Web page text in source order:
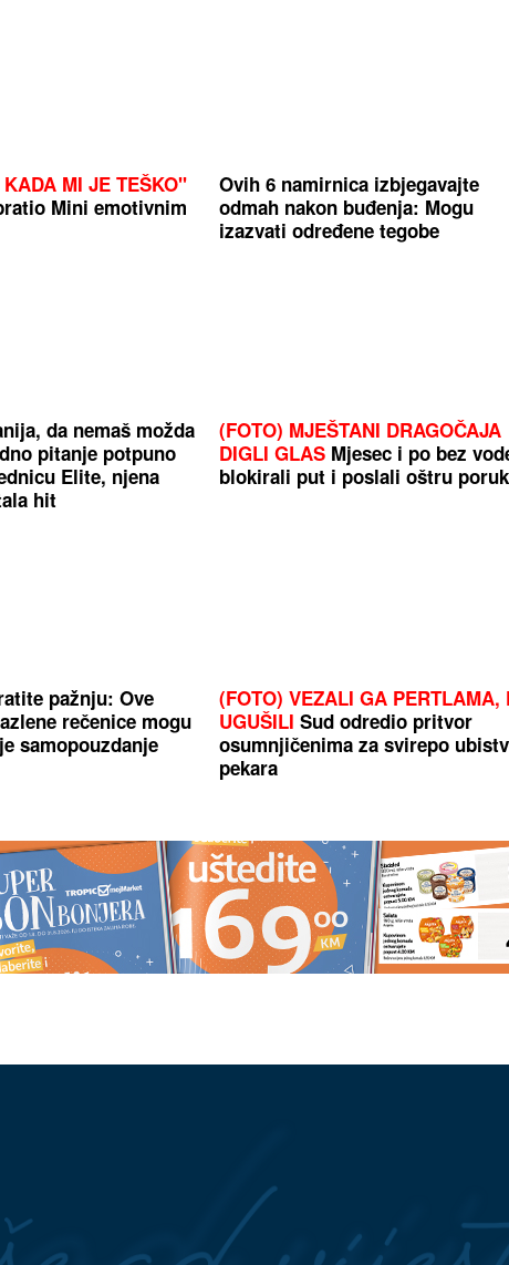
MI JE TEŠKO"
Mini emotivnim
Ovih 6 namirnica izbjegavajte
odmah nakon buđenja: Mogu
izazvati određene tegobe
da nemaš možda
pitanje potpuno
Elite, njena
hit
(FOTO) MJEŠTANI DRAGOČAJA
DIGLI GLAS Mjesec i po bez
blokirali put i poslali oštru
pažnju: Ove
rečenice mogu
samopouzdanje
(FOTO) VEZALI GA PERTLAMA,
UGUŠILI Sud odredio pritvor
osumnjičenima za svirepo
pekara